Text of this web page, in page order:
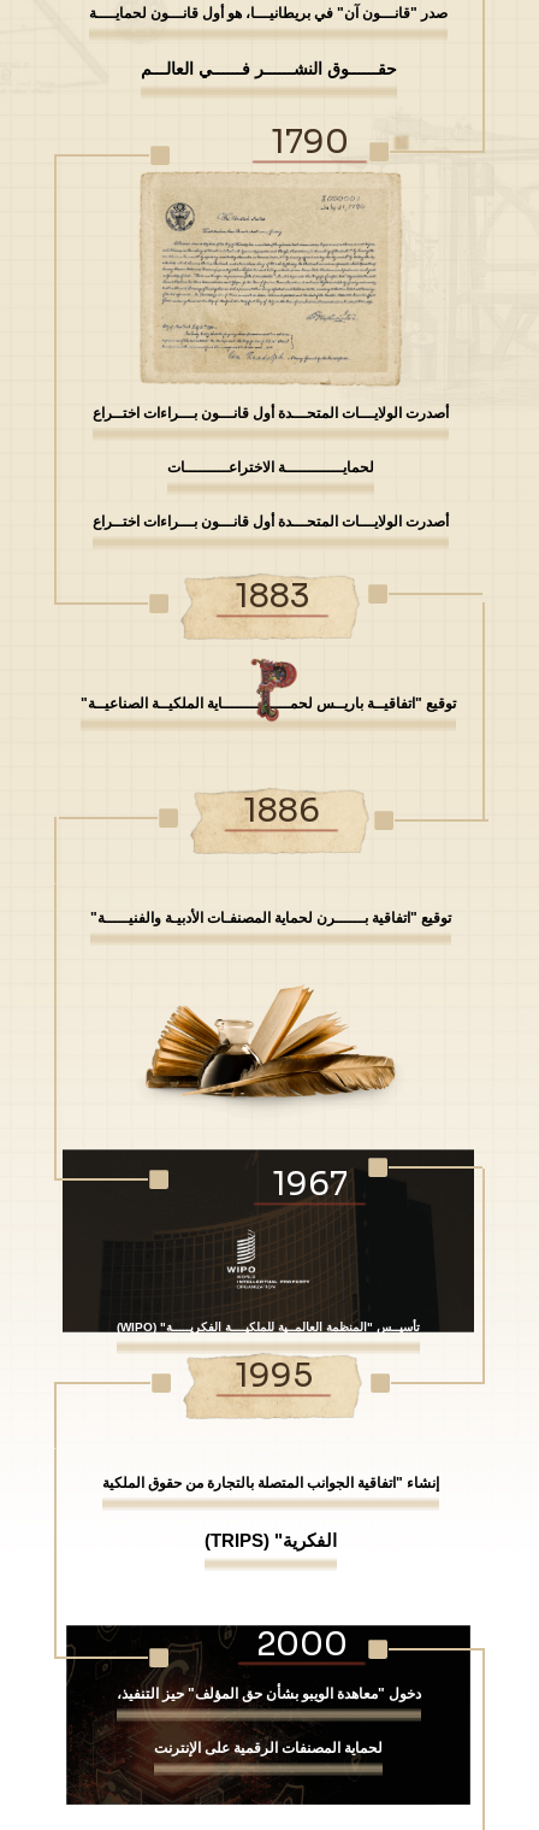
صدر "قانـــون آن" في بريطانيـــا، هو أول قانـــون لحمايــــة
حقــــــوق النشــــــر فــــــي العالـــم
1790
أصدرت الولايـــات المتحـــدة أول قانـــون بـــراءات اختــراع
لحمايــــــــــــة الاختراعـــــــــات
أصدرت الولايـــات المتحـــدة أول قانـــون بـــراءات اختــراع
1883
توقيع "اتفاقيــة باريــس لحمــــــــــــــاية الملكيــة الصناعيــة"
1886
توقيع "اتفاقية بــــــرن لحماية المصنفـات الأدبيـة والفنيـــــة"
1967
تأسيــس "المنظمة العالمــية للملكيــــة الفكريـــــة" (WIPO)
1995
إنشاء "اتفاقية الجوانب المتصلة بالتجارة من حقوق الملكية
الفكرية" (TRIPS)
2000
دخول "معاهدة الويبو بشأن حق المؤلف" حيز التنفيذ،
لحماية المصنفات الرقمية على الإنترنت